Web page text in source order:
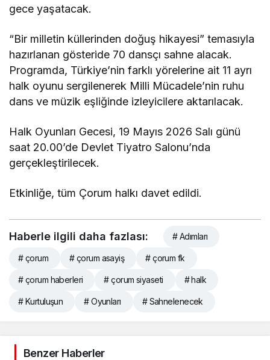
gece yaşatacak.
“Bir milletin küllerinden doğuş hikayesi” temasıyla
hazırlanan gösteride 70 dansçı sahne alacak.
Programda, Türkiye’nin farklı yörelerine ait 11 ayrı
halk oyunu sergilenerek Milli Mücadele’nin ruhu
dans ve müzik eşliğinde izleyicilere aktarılacak.
Halk Oyunları Gecesi, 19 Mayıs 2026 Salı günü
saat 20.00’de Devlet Tiyatro Salonu’nda
gerçekleştirilecek.
Etkinliğe, tüm Çorum halkı davet edildi.
Haberle ilgili daha fazlası: # Adımları
# çorum # çorum asayiş # çorum fk
# çorum haberleri # çorum siyaseti # halk
# Kurtuluşun # Oyunları # Sahnelenecek
Benzer Haberler